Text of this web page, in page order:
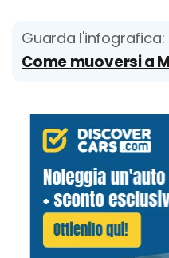
Guarda l'infografica:
Come muoversi a